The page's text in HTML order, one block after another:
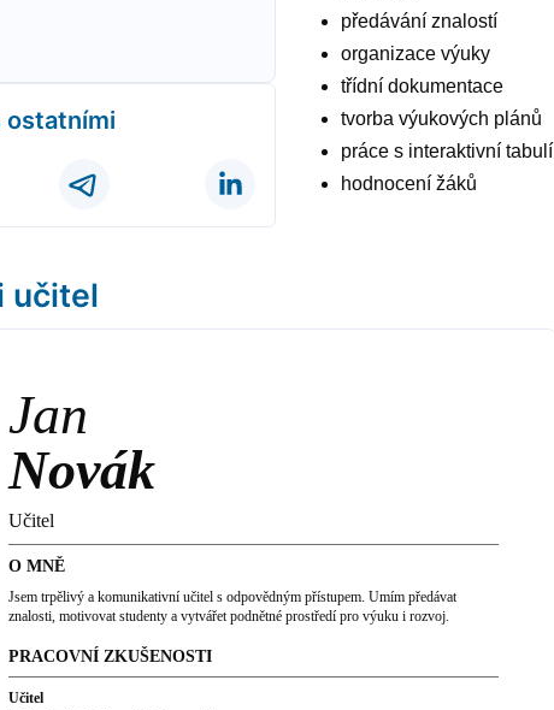
ostatními
předávání znalostí
organizace výuky
třídní dokumentace
tvorba výukových plánů
práce s interaktivní tabulí
hodnocení žáků
učitel
Jan
Novák
Učitel
O MNĚ
Jsem trpělivý a komunikativní učitel s odpovědným přístupem. Umím předávat
znalosti, motivovat studenty a vytvářet podnětné prostředí pro výuku i rozvoj.
PRACOVNÍ ZKUŠENOSTI
Učitel